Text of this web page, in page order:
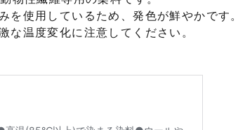
を使用しているため、発色が鮮やかです。
な温度変化に注意してください。